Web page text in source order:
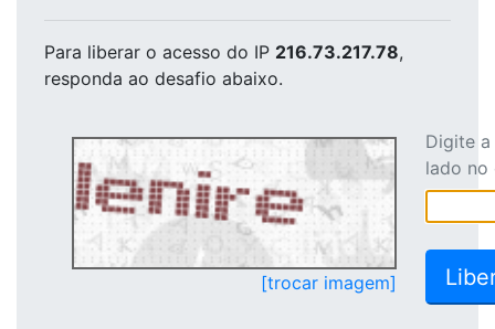
Para liberar o acesso do IP 216.73.217.78,
responda ao desafio abaixo.
[trocar imagem]
Digite
lado no